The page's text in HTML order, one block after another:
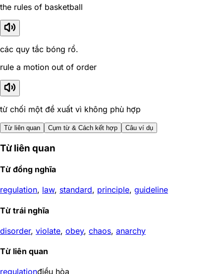
the rules of basketball
các quy tắc bóng rổ.
rule a motion out of order
từ chối một đề xuất vì không phù hợp
Từ liên quan Cụm từ & Cách kết hợp Câu ví dụ
Từ liên quan
Từ đồng nghĩa
regulation, law, standard, principle, guideline
Từ trái nghĩa
disorder, violate, obey, chaos, anarchy
Từ liên quan
regulationđiều hòa